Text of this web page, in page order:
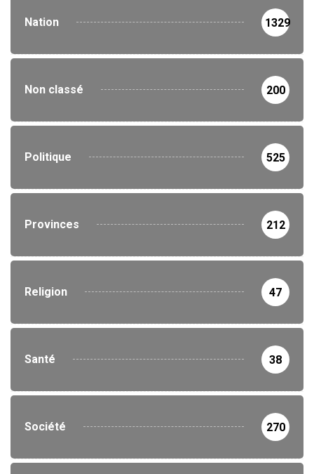
Nation 1329
Non classé 200
Politique 525
Provinces 212
Religion 47
Santé 38
Société 270